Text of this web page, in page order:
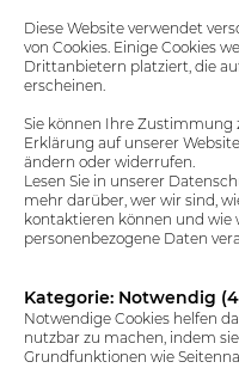
Diese Website verwendet
von Cookies. Einige Cookies
Drittanbietern platziert, die
erscheinen.
Sie können Ihre Zustimmung
Erklärung auf unserer
ändern oder widerrufen.
Lesen Sie in unserer
mehr darüber, wer wir sind,
kontaktieren können und wie
personenbezogene Daten
Kategorie: Notwendig
Notwendige Cookies helfen
nutzbar zu machen, indem sie
Grundfunktionen wie